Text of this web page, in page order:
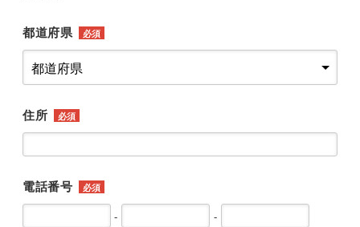
都道府県 必須
住所 必須
電話番号 必須
-
-